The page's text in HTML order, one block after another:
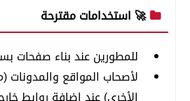
🚀 استخدامات مقترحة
للمطورين عند بناء صفحات
لأصحاب المواقع والمدونات